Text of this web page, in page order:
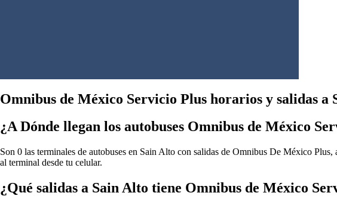
Omnibus de México Servicio Plus horarios y salidas a
¿A Dónde llegan los autobuses Omnibus de México
Son 0 las terminales de autobuses en Sain Alto con salidas de Omnibus De México
al terminal desde tu celular.
¿Qué salidas a Sain Alto tiene Omnibus de México